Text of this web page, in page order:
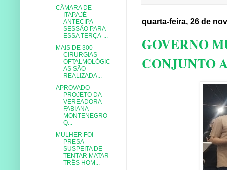
quarta-feira, 26 de
GOVERNO
CONJUNTO
CÂMARA DE
ITAPAJÉ
ANTECIPA
SESSÃO PARA
ESSA TERÇA-...
MAIS DE 300
CIRURGIAS
OFTALMOLÓGIC
AS SÃO
REALIZADA...
APROVADO
PROJETO DA
VEREADORA
FABIANA
MONTENEGRO
Q...
MULHER FOI
PRESA
SUSPEITA DE
TENTAR MATAR
TRÊS HOM...